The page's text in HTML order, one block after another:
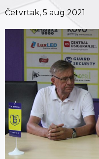
Četvrtak, 5 aug 2021